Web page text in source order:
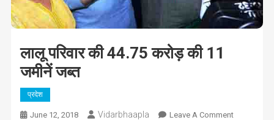
लालू परिवार की 44.75 करोड़ की 11
जमीनें जब्त
प्रदेश
June 12, 2018 Vidarbhaapla Leave A CommentOn